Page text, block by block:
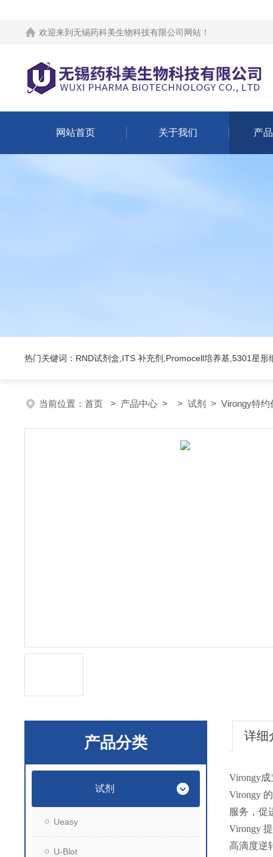
欢迎来到 无锡药科美生物科技有限公司网站 ！
网站首页 关于我们 产
热门关键词：RND试剂盒,ITS 补充剂,Promocell培养基,5301星形
当前位置： 首页 > 产品中心 > > 试剂 > Virongy特约
产品分类
试剂
Ueasy
U-Blot
详细
Virongy
Virongy
服务，促
Virongy
高滴度逆